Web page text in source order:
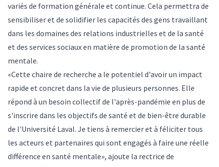
variés de formation générale et continue. Cela permettra de
sensibiliser et de solidifier les capacités des gens travaillant
dans les domaines des relations industrielles et de la santé
et des services sociaux en matière de promotion de la santé
mentale.
«Cette chaire de recherche a le potentiel d'avoir un impact
rapide et concret dans la vie de plusieurs personnes. Elle
répond à un besoin collectif de l'après-pandémie en plus de
s'inscrire dans les objectifs de santé et de bien-être durable
de l'Université Laval. Je tiens à remercier et à féliciter tous
les acteurs et partenaires qui sont engagés à faire une réelle
différence en santé mentale», ajoute la rectrice de